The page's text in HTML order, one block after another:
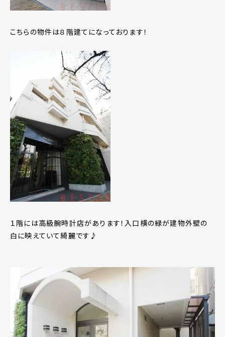
こちらの物件は８階建てになっております！
１階には高級腕時計店があります！入口横の緑が建物外壁の
白に映えていて綺麗です♪